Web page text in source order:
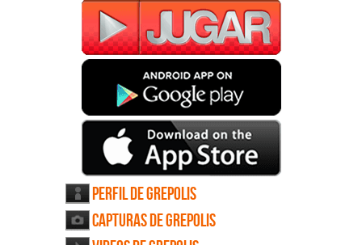
Perfil de Grepolis
Capturas de Grepolis